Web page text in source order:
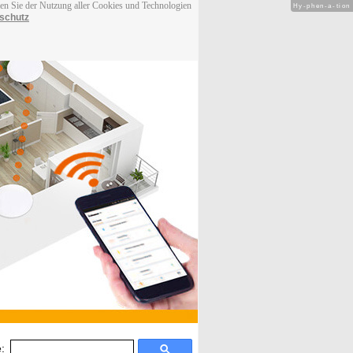
Sie der Nutzung aller Cookies und Technologien
Hy-phen-a-tion